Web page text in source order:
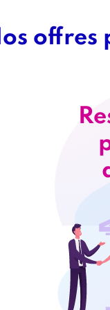
offres
Offre